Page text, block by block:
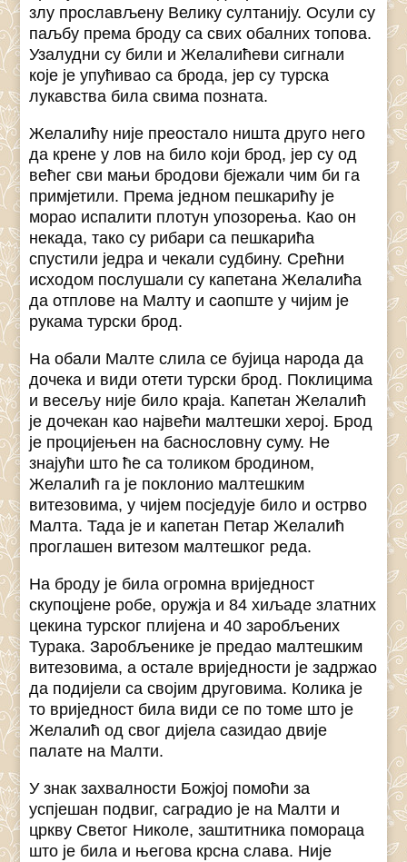
злу прослављену Велику султанију. Осули су
паљбу према броду са свих обалних топова.
Узалудни су били и Желалићеви сигнали
које је упућивао са брода, јер су турска
лукавства била свима позната.
Желалићу није преостало ништа друго него
да крене у лов на било који брод, јер су од
већег сви мањи бродови бјежали чим би га
примјетили. Према једном пешкарићу је
морао испалити плотун упозорења. Као он
некада, тако су рибари са пешкарића
спустили једра и чекали судбину. Срећни
исходом послушали су капетана Желалића
да отплове на Малту и саопште у чијим је
рукама турски брод.
На обали Малте слила се бујица народа да
дочека и види отети турски брод. Поклицима
и весељу није било краја. Капетан Желалић
је дочекан као највећи малтешки херој. Брод
је процијењен на баснословну суму. Не
знајући што ће са толиком бродином,
Желалић га је поклонио малтешким
витезовима, у чијем посједује било и острво
Малта. Тада је и капетан Петар Желалић
проглашен витезом малтешког реда.
На броду је била огромна вриједност
скупоцјене робе, оружја и 84 хиљаде златних
цекина турског плијена и 40 заробљених
Турака. Заробљенике је предао малтешким
витезовима, а остале вриједности је задржао
да подијели са својим друговима. Колика је
то вриједност била види се по томе што је
Желалић од свог дијела сазидао двије
палате на Малти.
У знак захвалности Божјој помоћи за
успјешан подвиг, саградио је на Малти и
цркву Светог Николе, заштитника помораца
што је била и његова крсна слава. Није